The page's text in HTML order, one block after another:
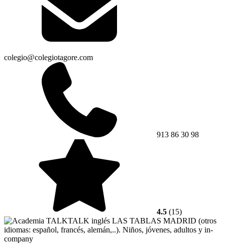
colegio@colegiotagore.com
913 86 30 98
4.5 (15)